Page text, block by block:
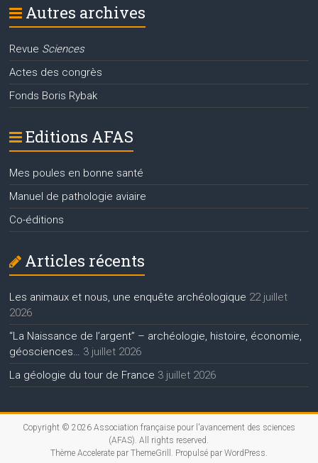
Autres archives
Revue Sciences
Actes des congrès
Fonds Boris Rybak
Editions AFAS
Mes poules en bonne santé
Manuel de pathologie aviaire
Co-éditions
Articles récents
Les animaux et nous, une enquête archéologique 22 juillet
2026
“La Naissance de l’argent” – archéologie, histoire, économie,
géosciences… 3 juillet 2026
La géologie du tour de France 3 juillet 2026
Copyright © 2026 Association française pour l'avancement des sciences
(AFAS). All rights reserved.
Thème Acceleratepar ThemeGrill. Propulsé par WordPress.